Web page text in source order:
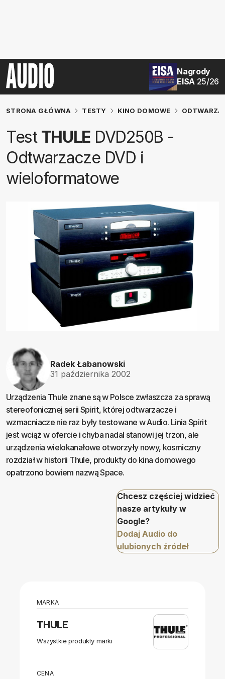
Nagrody
EISA 25/26
STRONA GŁÓWNA TESTY KINO DOMOWE
Test THULE DVD250B -
Odtwarzacze DVD i
wieloformatowe
Radek Łabanowski
31 października 2002
Urządzenia Thule znane są w Polsce zwłaszcza za sprawą
stereofonicznej serii Spirit, której odtwarzacze i
wzmacniacze nie raz były testowane w Audio. Linia Spirit
jest wciąż w ofercie i chyba nadal stanowi jej trzon, ale
urządzenia wielokanałowe otworzyły nowy, kosmiczny
rozdział w historii Thule, produkty do kina domowego
opatrzono bowiem nazwą Space.
Chcesz częściej widzieć
nasze artykuły w
Google?
Dodaj Audio do
ulubionych źródeł
MARKA
THULE
Wszystkie produkty marki
CENA